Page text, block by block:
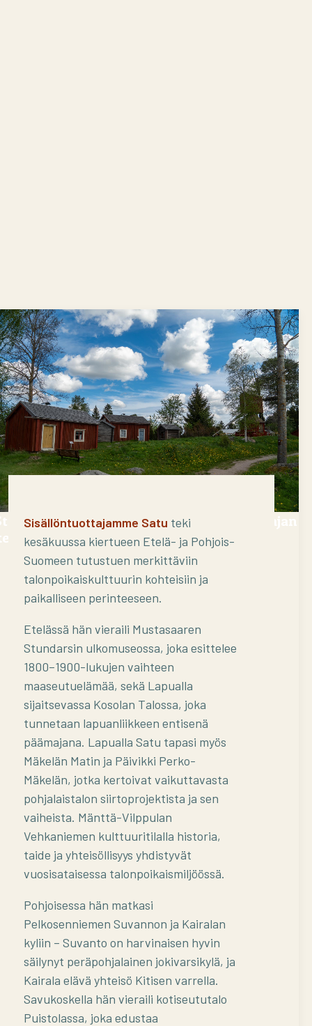
Savukoskelle – sisällöntuottajan
kulttuurimatka
Sisällöntuottajamme Satu teki
kesäkuussa kiertueen Etelä- ja Pohjois-
Suomeen tutustuen merkittäviin
talonpoikaiskulttuurin kohteisiin ja
paikalliseen perinteeseen.
Etelässä hän vieraili Mustasaaren
Stundarsin ulkomuseossa, joka esittelee
1800–1900-lukujen vaihteen
maaseutuelämää, sekä Lapualla
sijaitsevassa Kosolan Talossa, joka
tunnetaan lapuanliikkeen entisenä
päämajana. Lapualla Satu tapasi myös
Mäkelän Matin ja Päivikki Perko-
Mäkelän, jotka kertoivat vaikuttavasta
pohjalaistalon siirtoprojektista ja sen
vaiheista. Mänttä-Vilppulan
Vehkaniemen kulttuuritilalla historia,
taide ja yhteisöllisyys yhdistyvät
vuosisataisessa talonpoikaismiljöössä.
Pohjoisessa hän matkasi
Pelkosenniemen Suvannon ja Kairalan
kyliin – Suvanto on harvinaisen hyvin
säilynyt peräpohjalainen jokivarsikylä, ja
Kairala elävä yhteisö Kitisen varrella.
Savukoskella hän vieraili kotiseututalo
Puistolassa, joka edustaa